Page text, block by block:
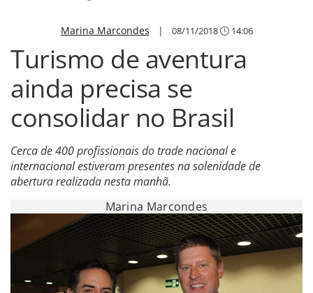
Marina Marcondes | 08/11/2018 14:06
Turismo de aventura
ainda precisa se
consolidar no Brasil
Cerca de 400 profissionais do trade nacional e
internacional estiveram presentes na solenidade de
abertura realizada nesta manhã.
Marina Marcondes